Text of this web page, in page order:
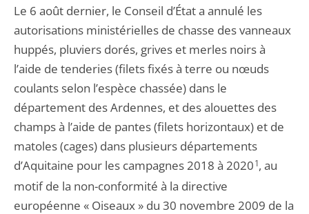
Le 6 août dernier, le Conseil d’État a annulé les
autorisations ministérielles de chasse des vanneaux
huppés, pluviers dorés, grives et merles noirs à
l’aide de tenderies (filets fixés à terre ou nœuds
coulants selon l’espèce chassée) dans le
département des Ardennes, et des alouettes des
champs à l’aide de pantes (filets horizontaux) et de
matoles (cages) dans plusieurs départements
d’Aquitaine pour les campagnes 2018 à 20201, au
motif de la non-conformité à la directive
européenne « Oiseaux » du 30 novembre 2009 de la